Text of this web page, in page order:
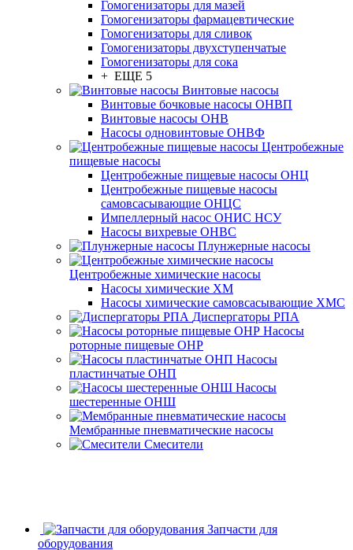
Гомогенизаторы для мазей
Гомогенизаторы фармацевтические
Гомогенизаторы для сливок
Гомогенизаторы двухступенчатые
Гомогенизаторы для сока
+ ЕЩЕ 5
Винтовые насосы
Винтовые бочковые насосы ОНВП
Винтовые насосы ОНВ
Насосы одновинтовые ОНВФ
Центробежные
пищевые насосы
Центробежные пищевые насосы ОНЦ
Центробежные пищевые насосы
самовсасывающие ОНЦС
Импеллерный насос ОНИС НСУ
Насосы вихревые ОНВС
Плунжерные насосы
Центробежные химические насосы
Насосы химические ХМ
Насосы химические самовсасывающие ХМС
Диспергаторы РПА
Насосы
роторные пищевые ОНР
Насосы
пластинчатые ОНП
Насосы
шестеренные ОНШ
Мембранные пневматические насосы
Смесители
Запчасти для
оборудования